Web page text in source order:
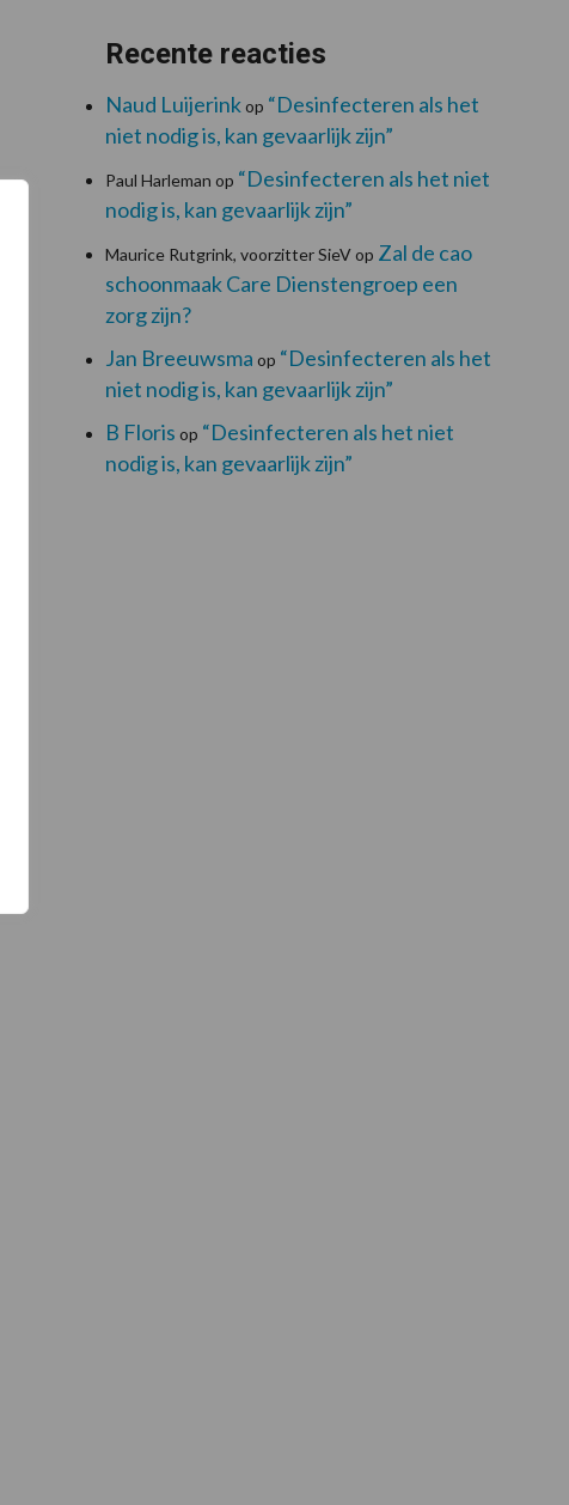
Recente reacties
Naud Luijerinkop “Desinfecteren als het
niet nodig is, kan gevaarlijk zijn”
Paul Harleman op “Desinfecteren als het niet
nodig is, kan gevaarlijk zijn”
Maurice Rutgrink, voorzitter SieVop Zal de cao
schoonmaak Care Dienstengroep een
zorg zijn?
Jan Breeuwsma op “Desinfecteren als het
niet nodig is, kan gevaarlijk zijn”
B Floris op “Desinfecteren als het niet
nodig is, kan gevaarlijk zijn”